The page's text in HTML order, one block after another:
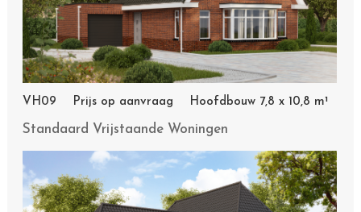
VH09 Prijs op aanvraag Hoofdbouw 7,8 x 10,8 m¹
Standaard Vrijstaande Woningen